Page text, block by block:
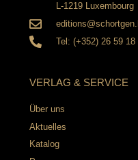
L-1219 Luxembourg
Tel: (+352) 26 59 18
VERLAG & SERVICE
Über uns
Aktuelles
Katalog